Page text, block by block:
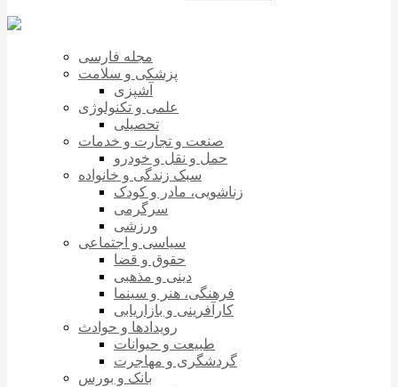
مجله فارسی
پزشکی و سلامت
آشپزی
علمی و تکنولوژی
تحصیلی
صنعت و تجارت و خدمات
حمل و نقل و خودرو
سبک زندگی و خانواده
زناشویی، مادر و کودک
سرگرمی
ورزشی
سیاسی و اجتماعی
حقوق و قضا
دینی و مذهبی
فرهنگی، هنر و سینما
کارآفرینی و بازاریابی
رویدادها و حوادث
طبیعت و حیوانات
گردشگری و مهاجرت
بانک و بورس